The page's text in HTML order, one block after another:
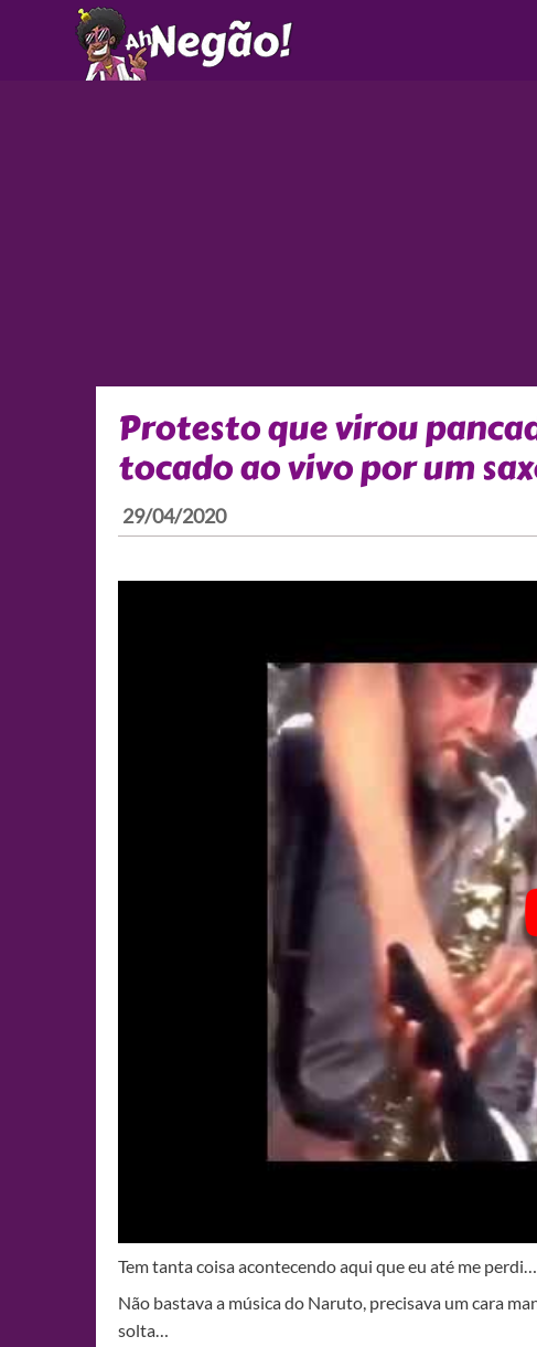
Protesto que virou
tocado ao vivo por um
29/04/2020
Tem tanta coisa acontecendo aqui que eu até me perdi…
Não bastava a música do Naruto, precisava um cara
solta…